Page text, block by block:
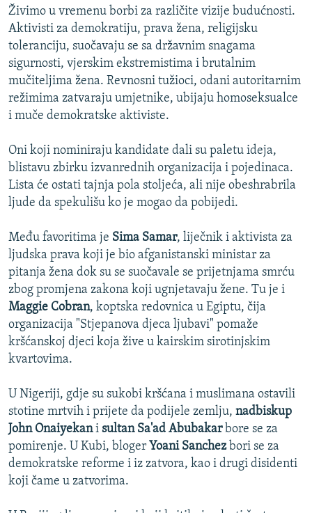
a
j
d
d
Živimo u vremenu borbi za različite vizije budućnosti.
Aktivisti za demokratiju, prava žena, religijsku
toleranciju, suočavaju se sa državnim snagama
sigurnosti, vjerskim ekstremistima i brutalnim
mučiteljima žena. Revnosni tužioci, odani autoritarnim
režimima zatvaraju umjetnike, ubijaju homoseksualce
i muče demokratske aktiviste.
Oni koji nominiraju kandidate dali su paletu ideja,
blistavu zbirku izvanrednih organizacija i pojedinaca.
Lista će ostati tajnja pola stoljeća, ali nije obeshrabrila
ljude da spekulišu ko je mogao da pobijedi.
Među favoritima je Sima Samar, liječnik i aktivista za
ljudska prava koji je bio afganistanski ministar za
pitanja žena dok su se suočavale se prijetnjama smrću
zbog promjena zakona koji ugnjetavaju žene. Tu je i
Maggie Cobran, koptska redovnica u Egiptu, čija
organizacija "Stjepanova djeca ljubavi" pomaže
kršćanskoj djeci koja žive u kairskim sirotinjskim
kvartovima.
U Nigeriji, gdje su sukobi kršćana i muslimana ostavili
stotine mrtvih i prijete da podijele zemlju, nadbiskup
John Onaiyekani sultan Sa'ad Abubakar bore se za
pomirenje. U Kubi, bloger Yoani Sanchezbori se za
demokratske reforme i iz zatvora, kao i drugi disidenti
koji čame u zatvorima.